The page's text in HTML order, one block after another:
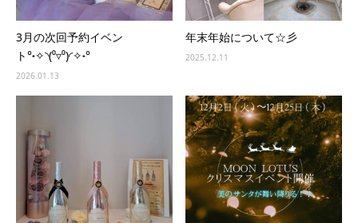
3月の次回予約イベン
ト°˖✧◝(⁰▿⁰)◜✧˖°
2026.01.13
年末年始について☆彡
2025.12.11